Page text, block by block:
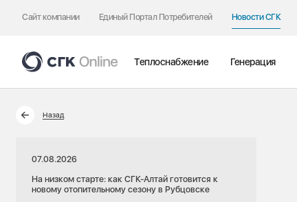
Сайт компании Единый Портал Потребителей Новости СГК
Теплоснабжение Генерация
Назад
07.08.2026
На низком старте: как СГК-Алтай готовится к
новому отопительному сезону в Рубцовске